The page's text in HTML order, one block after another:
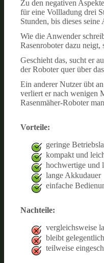
Zu den negativen
für eine Vollladung drei
Stunden, bis dieses
Wie die Anwender
Rasenroboter dazu neigt,
Geschieht das, sucht er
der Roboter quer über
Ein anderer Nutzer übt
verliert er nach wenigen
Rasenmäher-Roboter
Vorteile:
geringe
kompakt und
hochwertige und
lange Akkudauer
einfache
Nachteile:
vergleichsweise
bleibt
teilweise